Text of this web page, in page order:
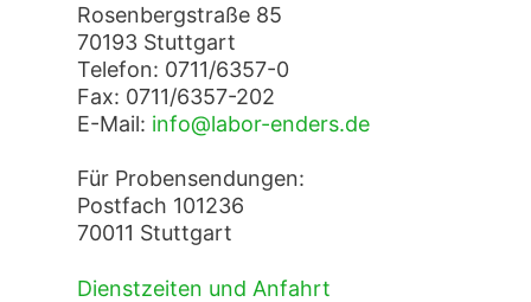
Rosenbergstraße 85
70193 Stuttgart
Telefon: 0711/6357-0
Fax: 0711/6357-202
E-Mail: info@labor-enders.de
Für Probensendungen:
Postfach 101236
70011 Stuttgart
Dienstzeiten und Anfahrt